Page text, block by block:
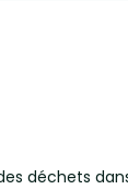
déchets